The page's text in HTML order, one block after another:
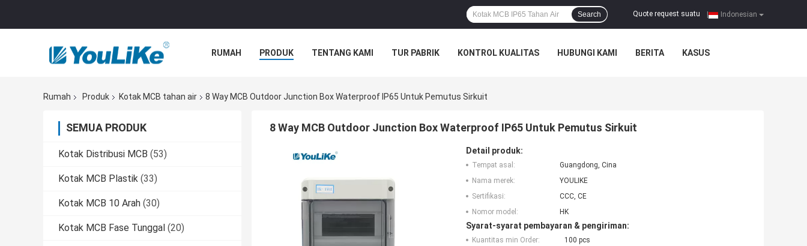
Indonesian
Quote request suatu
Search
RUMAH PRODUK TENTANG KAMI TUR PABRIK KONTROL KUALITAS HUBUNGI KAMI BERITA KASUS
Rumah Produk Kotak MCB tahan air 8 Way MCB Outdoor Junction Box Waterproof IP65 Untuk Pemutus Sirkuit
SEMUA PRODUK
Kotak Distribusi MCB (53)
Kotak MCB Plastik (33)
Kotak MCB 10 Arah (30)
Kotak MCB Fase Tunggal (20)
8 Way MCB Outdoor Junction Box Waterproof IP65 Untuk Pemutus Sirkuit
Detail produk:
Tempat asal:
Guangdong, Cina
Nama merek:
YOULIKE
Sertifikasi:
CCC, CE
Nomor model:
HK
Syarat-syarat pembayaran & pengiriman:
Kuantitas min Order:
100 pcs